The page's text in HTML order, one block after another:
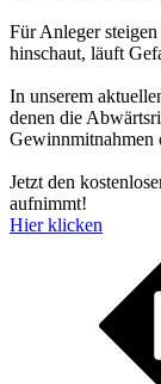
Für Anleger
hinschaut, läuft
In unserem
denen die
Gewinnmitnahmen
Jetzt den
aufnimmt!
Hier klicken